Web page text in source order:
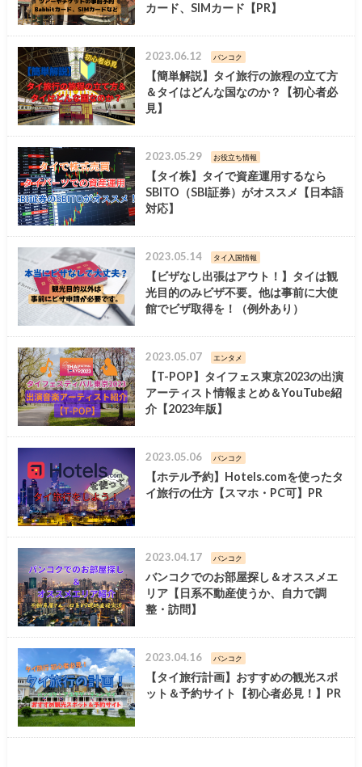
カード、SIMカード【PR】
2023.06.12 バンコク
【簡単解説】タイ旅行の旅程の立て方
＆タイはどんな国なのか？【初心者必
見】
2023.05.29 お役立ち情報
【タイ株】タイで資産運用するなら
SBITO（SBI証券）がオススメ【日本語
対応】
2023.05.14 タイ入国情報
【ビザなし出張はアウト！】タイは観
光目的のみビザ不要。他は事前に大使
館でビザ取得を！（例外あり）
2023.05.07 エンタメ
【T-POP】タイフェス東京2023の出演
アーティスト情報まとめ＆YouTube紹
介【2023年版】
2023.05.06 バンコク
【ホテル予約】Hotels.comを使ったタ
イ旅行の仕方【スマホ・PC可】PR
2023.04.17 バンコク
バンコクでのお部屋探し＆オススメエ
リア【日系不動産使うか、自力で調
整・訪問】
2023.04.16 バンコク
【タイ旅行計画】おすすめの観光スポ
ット＆予約サイト【初心者必見！】PR